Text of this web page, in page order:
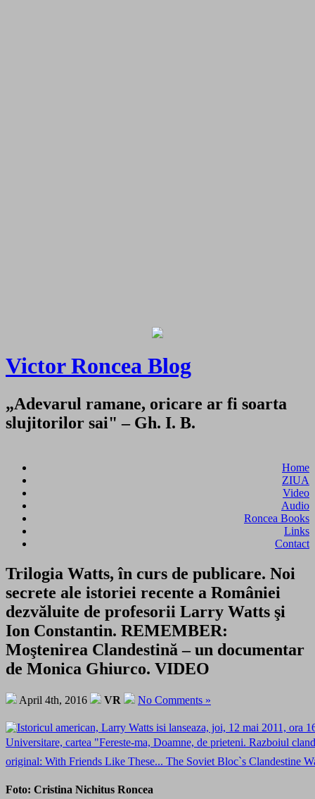
Victor Roncea Blog
„Adevarul ramane, oricare ar fi soarta
slujitorilor sai" – Gh. I. B.
Home
ZIUA
Video
Audio
Roncea Books
Links
Contact
Trilogia Watts, în curs de publicare. Noi
secrete ale istoriei recente a României
dezvăluite de profesorii Larry Watts şi
Ion Constantin. REMEMBER:
Moştenirea Clandestină – un documentar
de Monica Ghiurco. VIDEO
April 4th, 2016 VR No Comments »
Foto: Cristina Nichitus Roncea